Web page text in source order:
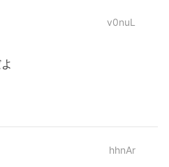
v0nuL
hhnAr